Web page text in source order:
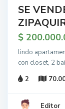
SE
$
lindo
con closet, 2
2
Editor